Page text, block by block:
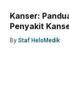
Kanser:
Penyakit
By Staf HeloMedik